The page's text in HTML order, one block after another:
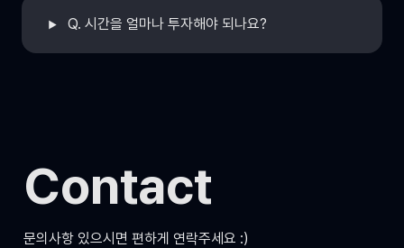
Q. 시간을 얼마나 투자해야 되나요?
Contact
문의사항 있으시면 편하게 연락주세요 :)